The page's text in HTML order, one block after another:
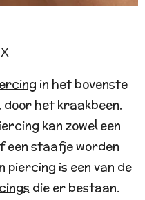
in het bovenste
door het kraakbeen,
kan zowel een
een staafje worden
piercing is een van de
die er bestaan.